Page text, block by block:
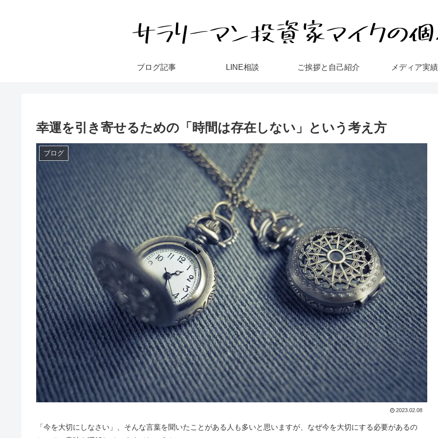
ブログ記事 LINE相談 ご挨拶と自己紹介 メディア実績
幸運を引き寄せるための「時間は存在しない」という考え方
ブログ
2023.02.08
「今を大切にしなさい」、そんな言葉を聞いたことがある人も多いと思いますが、なぜ今を大切にする必要があるの